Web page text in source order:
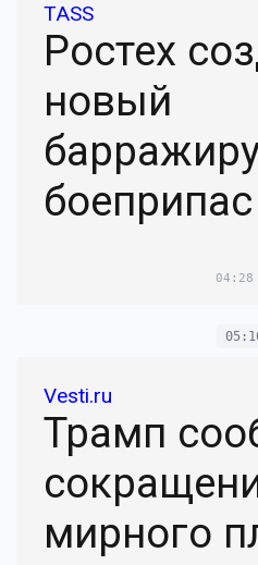
TASS
Ростех
новый
боеприпас
04:28
Vesti.ru
Трамп
мирного